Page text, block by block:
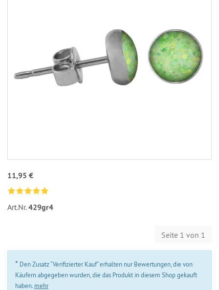
11,95 €
Art.Nr.429gr4
Seite 1 von 1
* Den Zusatz “Verifizierter Kauf” erhalten nur Bewertungen, die von
Käufern abgegeben wurden, die das Produkt in diesem Shop gekauft
haben. mehr